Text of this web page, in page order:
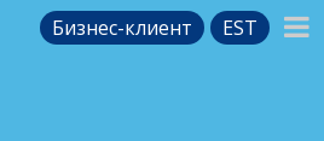
Бизнес-клиент EST